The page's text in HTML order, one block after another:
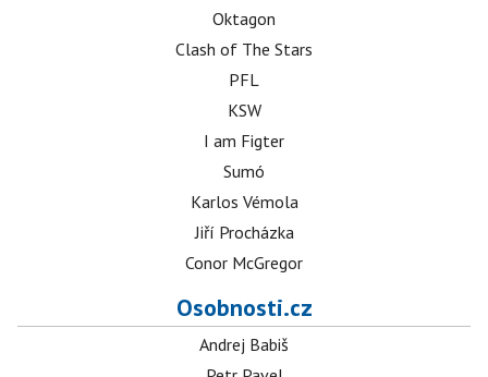
Oktagon
Clash of The Stars
PFL
KSW
I am Figter
Sumó
Karlos Vémola
Jiří Procházka
Conor McGregor
Osobnosti.cz
Andrej Babiš